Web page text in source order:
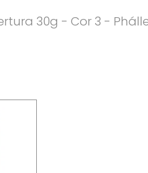
30g - Cor 3 -